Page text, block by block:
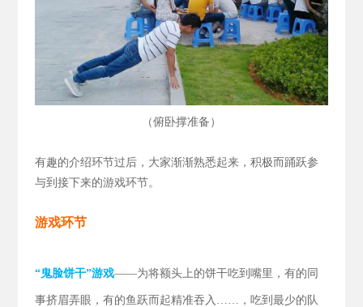
（俯卧撑准备 ）
有趣的介绍环节过后，大家渐渐熟悉起来，积极而踊跃参
与到接下来的游戏环节。
游戏环节
“鬼脸饼干”游戏——为将额头上的饼干吃到嘴里，有的同
事挤眉弄眼，有的鱼跃而起精准吞入……，吃到最少的队